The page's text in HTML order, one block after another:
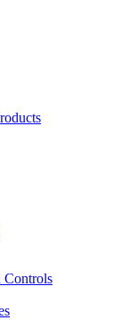
Controls